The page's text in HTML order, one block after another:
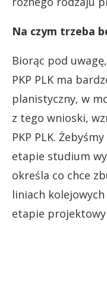
Na czym trzeba
Biorąc pod
PKP PLK ma
planistyczny, w
z tego wnioski,
PKP PLK.
etapie studium
określa co chce
liniach
etapie